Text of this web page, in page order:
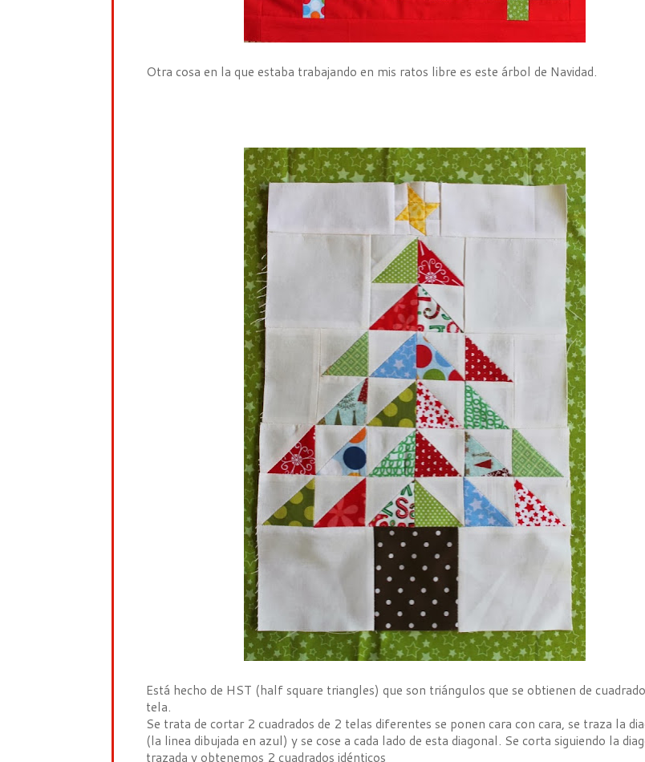
Otra cosa en la que estaba trabajando en mis ratos libre es este árbol de Navidad.
Está hecho de HST (half square triangles) que son triángulos que se obtienen de
tela.
Se trata de cortar 2 cuadrados de 2 telas diferentes se ponen cara con cara, se traza la
(la linea dibujada en azul) y se cose a cada lado de esta diagonal. Se corta siguiendo la
trazada y obtenemos 2 cuadrados idénticos